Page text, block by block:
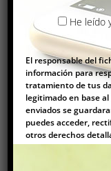
239.000€
121 m
He leído
El responsable del
información para
tratamiento de tus
legitimado en base
enviados se
puedes acceder,
otros derechos